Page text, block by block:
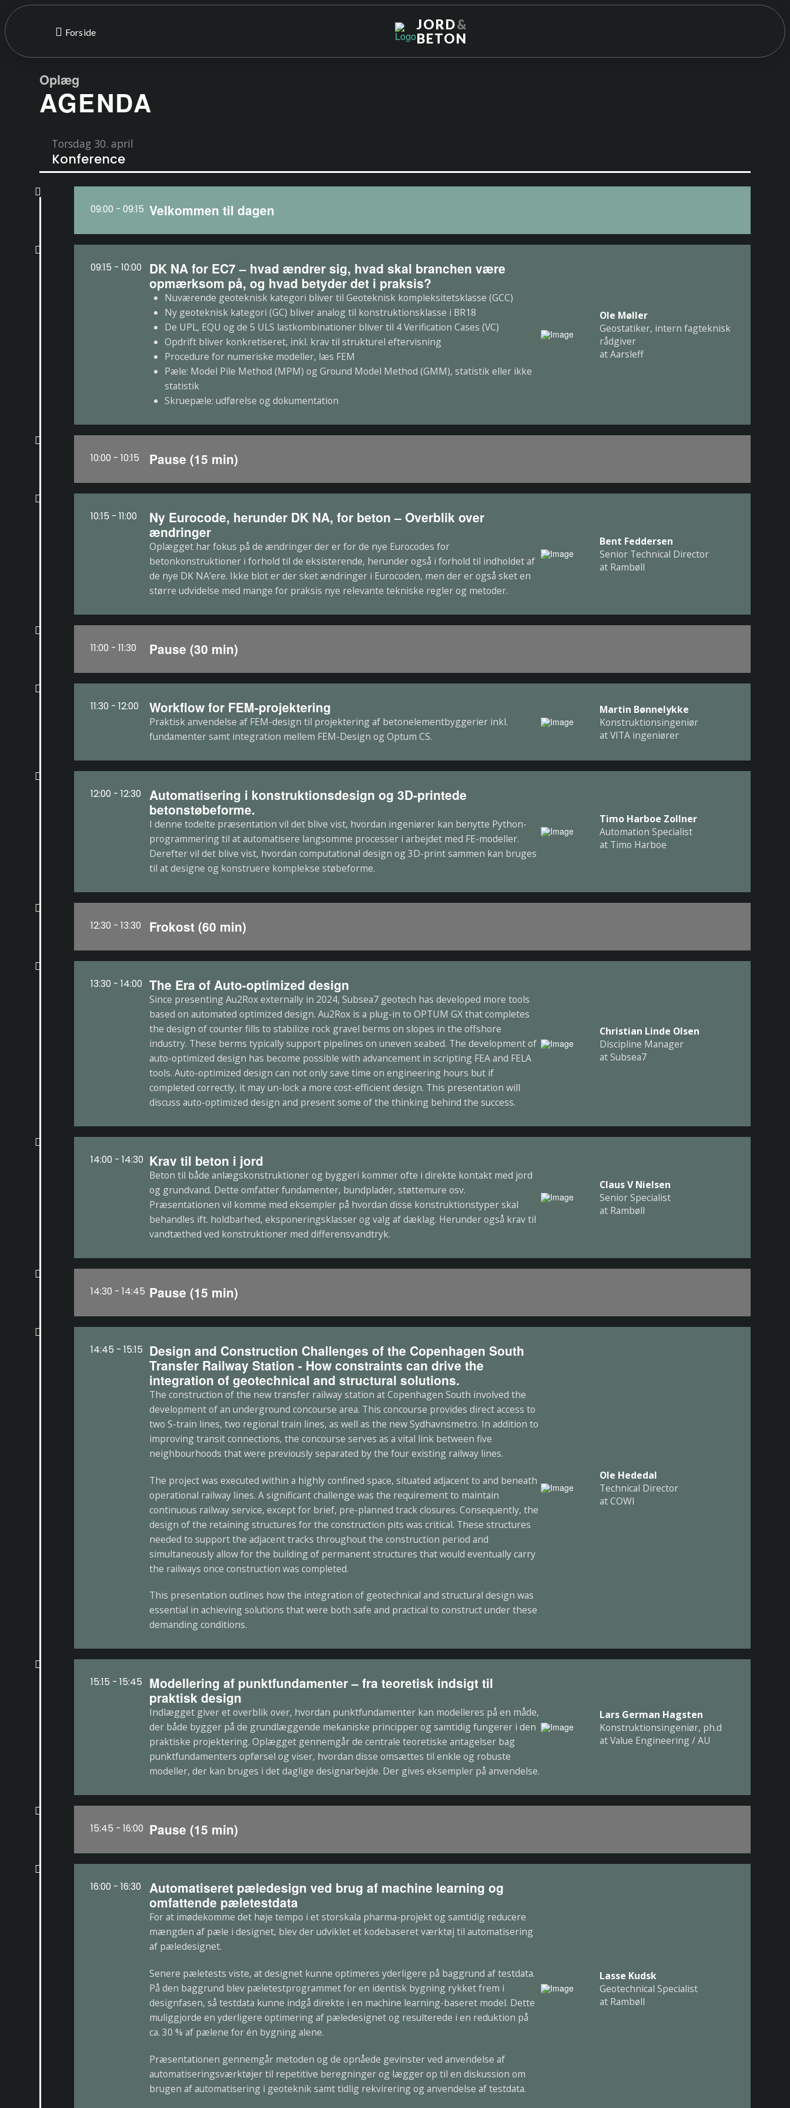
Forside JORD&
BETON
Oplæg
AGENDA
Torsdag 30. april
Konference
09:00 - 09:15 Velkommen til dagen
09:15 - 10:00
DK NA for EC7 – hvad ændrer sig, hvad skal branchen være
opmærksom på, og hvad betyder det i praksis?
Nuværende geoteknisk kategori bliver til Geoteknisk kompleksitetsklasse (GCC)
Ny geoteknisk kategori (GC) bliver analog til konstruktionsklasse i BR18
De UPL, EQU og de 5 ULS lastkombinationer bliver til 4 Verification Cases (VC)
Opdrift bliver konkretiseret, inkl. krav til strukturel eftervisning
Procedure for numeriske modeller, læs FEM
Pæle: Model Pile Method (MPM) og Ground Model Method (GMM), statistik eller ikke
statistik
Skruepæle: udførelse og dokumentation
Ole Møller
Geostatiker, intern fagteknisk
rådgiver
at Aarsleff
10:00 - 10:15 Pause (15 min)
10:15 - 11:00
Ny Eurocode, herunder DK NA, for beton – Overblik over
ændringer
Oplægget har fokus på de ændringer der er for de nye Eurocodes for
betonkonstruktioner i forhold til de eksisterende, herunder også i forhold til indholdet af
de nye DK NA’ere. Ikke blot er der sket ændringer i Eurocoden, men der er også sket en
større udvidelse med mange for praksis nye relevante tekniske regler og metoder.
Bent Feddersen
Senior Technical Director
at Rambøll
11:00 - 11:30 Pause (30 min)
11:30 - 12:00 Workflow for FEM-projektering
Praktisk anvendelse af FEM-design til projektering af betonelementbyggerier inkl.
fundamenter samt integration mellem FEM-Design og Optum CS.
Martin Bønnelykke
Konstruktionsingeniør
at VITA ingeniører
12:00 - 12:30
Automatisering i konstruktionsdesign og 3D-printede
betonstøbeforme.
I denne todelte præsentation vil det blive vist, hvordan ingeniører kan benytte Python-
programmering til at automatisere langsomme processer i arbejdet med FE-modeller.
Derefter vil det blive vist, hvordan computational design og 3D-print sammen kan bruges
til at designe og konstruere komplekse støbeforme.
Timo Harboe Zollner
Automation Specialist
at Timo Harboe
12:30 - 13:30 Frokost (60 min)
13:30 - 14:00 The Era of Auto-optimized design
Since presenting Au2Rox externally in 2024, Subsea7 geotech has developed more tools
based on automated optimized design. Au2Rox is a plug-in to OPTUM GX that completes
the design of counter fills to stabilize rock gravel berms on slopes in the offshore
industry. These berms typically support pipelines on uneven seabed. The development of
auto-optimized design has become possible with advancement in scripting FEA and FELA
tools. Auto-optimized design can not only save time on engineering hours but if
completed correctly, it may un-lock a more cost-efficient design. This presentation will
discuss auto-optimized design and present some of the thinking behind the success.
Christian Linde Olsen
Discipline Manager
at Subsea7
14:00 - 14:30 Krav til beton i jord
Beton til både anlægskonstruktioner og byggeri kommer ofte i direkte kontakt med jord
og grundvand. Dette omfatter fundamenter, bundplader, støttemure osv.
Præsentationen vil komme med eksempler på hvordan disse konstruktionstyper skal
behandles ift. holdbarhed, eksponeringsklasser og valg af dæklag. Herunder også krav til
vandtæthed ved konstruktioner med differensvandtryk.
Claus V Nielsen
Senior Specialist
at Rambøll
14:30 - 14:45 Pause (15 min)
14:45 - 15:15 Design and Construction Challenges of the Copenhagen South
Transfer Railway Station - How constraints can drive the
integration of geotechnical and structural solutions.
The construction of the new transfer railway station at Copenhagen South involved the
development of an underground concourse area. This concourse provides direct access to
two S-train lines, two regional train lines, as well as the new Sydhavnsmetro. In addition to
improving transit connections, the concourse serves as a vital link between five
neighbourhoods that were previously separated by the four existing railway lines.
The project was executed within a highly confined space, situated adjacent to and beneath
operational railway lines. A significant challenge was the requirement to maintain
continuous railway service, except for brief, pre-planned track closures. Consequently, the
design of the retaining structures for the construction pits was critical. These structures
needed to support the adjacent tracks throughout the construction period and
simultaneously allow for the building of permanent structures that would eventually carry
the railways once construction was completed.
This presentation outlines how the integration of geotechnical and structural design was
essential in achieving solutions that were both safe and practical to construct under these
demanding conditions.
Ole Hededal
Technical Director
at COWI
15:15 - 15:45
Modellering af punktfundamenter – fra teoretisk indsigt til
praktisk design
Indlægget giver et overblik over, hvordan punktfundamenter kan modelleres på en måde,
der både bygger på de grundlæggende mekaniske principper og samtidig fungerer i den
praktiske projektering. Oplægget gennemgår de centrale teoretiske antagelser bag
punktfundamenters opførsel og viser, hvordan disse omsættes til enkle og robuste
modeller, der kan bruges i det daglige designarbejde. Der gives eksempler på anvendelse.
Lars German Hagsten
Konstruktionsingeniør, ph.d
at Value Engineering / AU
15:45 - 16:00 Pause (15 min)
16:00 - 16:30
Automatiseret pæledesign ved brug af machine learning og
omfattende pæletestdata
For at imødekomme det høje tempo i et storskala pharma-projekt og samtidig reducere
mængden af pæle i designet, blev der udviklet et kodebaseret værktøj til automatisering
af pæledesignet.
Senere pæletests viste, at designet kunne optimeres yderligere på baggrund af testdata.
På den baggrund blev pæletestprogrammet for en identisk bygning rykket frem i
designfasen, så testdata kunne indgå direkte i en machine learning-baseret model. Dette
muliggjorde en yderligere optimering af pæledesignet og resulterede i en reduktion på
ca. 30 % af pælene for én bygning alene.
Præsentationen gennemgår metoden og de opnåede gevinster ved anvendelse af
automatiseringsværktøjer til repetitive beregninger og lægger op til en diskussion om
brugen af automatisering i geoteknik samt tidlig rekvirering og anvendelse af testdata.
Lasse Kudsk
Geotechnical Specialist
at Rambøll